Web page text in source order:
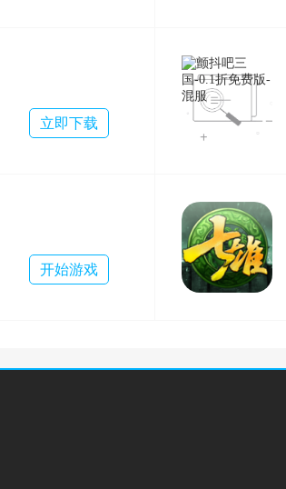
立即下载
开始游戏